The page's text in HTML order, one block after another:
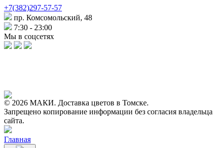
+7(382)297-57-57
пр. Комсомольский, 48
7:30 - 23:00
Мы в соцсетях
© 2026 МАКИ. Доставка цветов в Томске.
Запрещено копирование информации без согласия владельца
сайта.
Главная